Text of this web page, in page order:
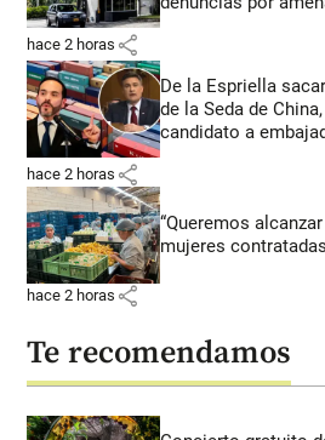
hace 2 horas share
De la Espriella
de la Seda de
candidato a
hace 2 horas share
“Queremos
mujeres
hace 2 horas share
Te recomendamos